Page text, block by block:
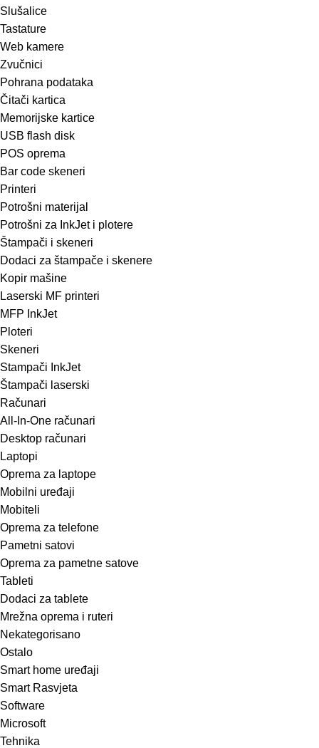
Slušalice
Tastature
Web kamere
Zvučnici
Pohrana podataka
Čitači kartica
Memorijske kartice
USB flash disk
POS oprema
Bar code skeneri
Printeri
Potrošni materijal
Potrošni za InkJet i plotere
Štampači i skeneri
Dodaci za štampače i skenere
Kopir mašine
Laserski MF printeri
MFP InkJet
Ploteri
Skeneri
Stampači InkJet
Štampači laserski
Računari
All-In-One računari
Desktop računari
Laptopi
Oprema za laptope
Mobilni uređaji
Mobiteli
Oprema za telefone
Pametni satovi
Oprema za pametne satove
Tableti
Dodaci za tablete
Mrežna oprema i ruteri
Nekategorisano
Ostalo
Smart home uređaji
Smart Rasvjeta
Software
Microsoft
Tehnika